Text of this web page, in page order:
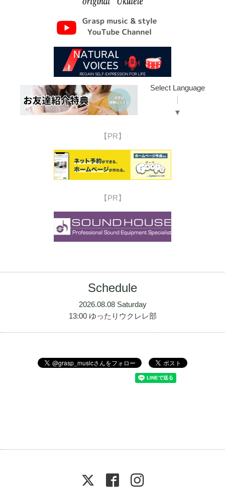
Select Language
▼
【PR】
【PR】
Schedule
2026.08.08 Saturday
13:00 ゆったりウクレレ部